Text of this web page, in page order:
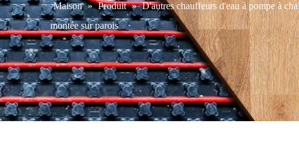
Maison » Produit » D'autres chauffeurs d'eau à pompe à
montée sur parois